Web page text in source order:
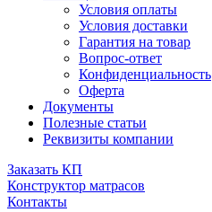
Условия оплаты
Условия доставки
Гарантия на товар
Вопрос-ответ
Конфиденциальность
Оферта
Документы
Полезные статьи
Реквизиты компании
Заказать КП
Конструктор матрасов
Контакты